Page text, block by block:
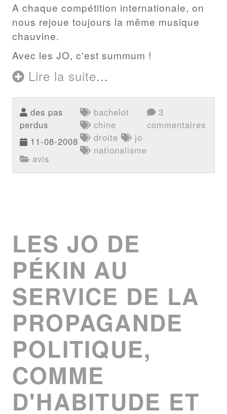
A chaque compétition internationale, on
nous rejoue toujours la même musique
chauvine.
Avec les JO, c'est summum !
Lire la suite...
des pas
perdus
11-08-2008
avis
bachelot
chine
droite
jo
nationalisme
3
commentaires
LES JO DE
PÉKIN AU
SERVICE DE LA
PROPAGANDE
POLITIQUE,
COMME
D'HABITUDE ET